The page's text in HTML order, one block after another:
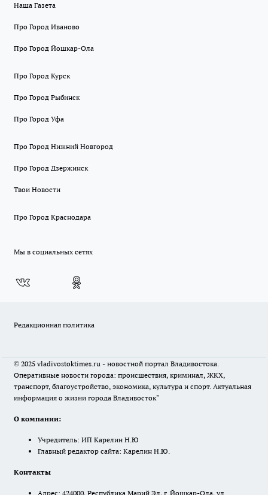
Наша Газета
Про Город Иваново
Про Город Йошкар-Ола
Про Город Курск
Про Город Рыбинск
Про Город Уфа
Про Город Нижний Новгород
Про Город Дзержинск
Твои Новости
Про Город Краснодара
Мы в социальных сетях
Редакционная политика
© 2025 vladivostoktimes.ru - новостной портал Владивостока.
Оперативные новости города: происшествия, криминал, ЖКХ,
транспорт, благоустройство, экономика, культура и спорт. Актуальная
информация о жизни города Владивосток"
О компании:
Учредитель: ИП Карелин Н.Ю
Главный редактор сайта: Карелин Н.Ю.
Контакты
Адрес: 424000, Республика Марий Эл, г. Йошкар-Ола, ул.